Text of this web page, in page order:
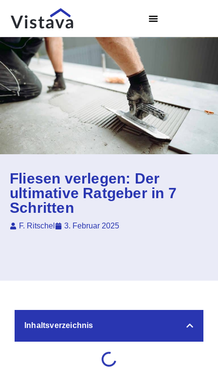
Fliesen verlegen: Der
ultimative Ratgeber in 7
Schritten
F. Ritschel 3. Februar 2025
Inhaltsverzeichnis